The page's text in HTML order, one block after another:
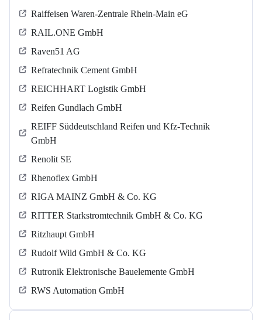
Raiffeisen Waren-Zentrale Rhein-Main eG
RAIL.ONE GmbH
Raven51 AG
Refratechnik Cement GmbH
REICHHART Logistik GmbH
Reifen Gundlach GmbH
REIFF Süddeutschland Reifen und Kfz-Technik
GmbH
Renolit SE
Rhenoflex GmbH
RIGA MAINZ GmbH & Co. KG
RITTER Starkstromtechnik GmbH & Co. KG
Ritzhaupt GmbH
Rudolf Wild GmbH & Co. KG
Rutronik Elektronische Bauelemente GmbH
RWS Automation GmbH